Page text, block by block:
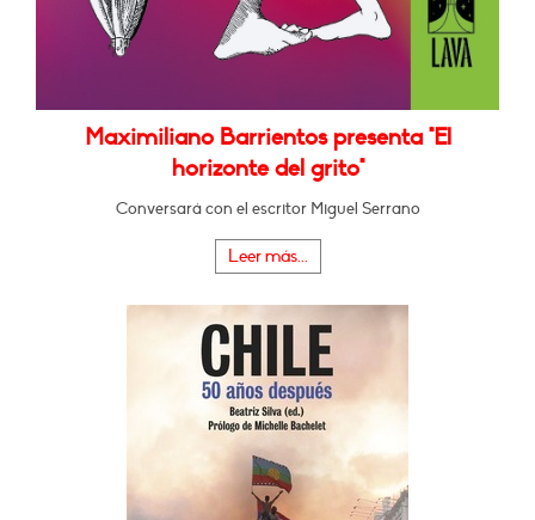
Maximiliano Barrientos presenta "El
horizonte del grito"
Conversará con el escritor Miguel Serrano
Leer más...